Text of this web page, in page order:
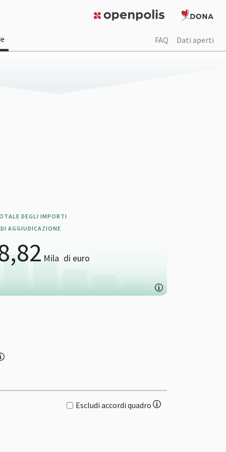
FAQ Dati aperti
DEGLI IMPORTI
DI AGGIUDICAZIONE
Mila di euro
Escludi accordi quadro